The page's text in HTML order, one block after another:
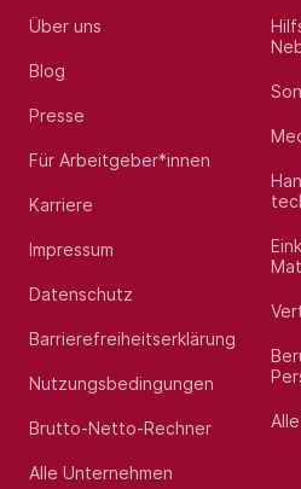
Über uns
Blog
Presse
Für Arbeitgeber*innen
Karriere
Impressum
Datenschutz
Barrierefreiheitserklärung
Nutzungsbedingungen
Brutto-Netto-Rechner
Alle Unternehmen